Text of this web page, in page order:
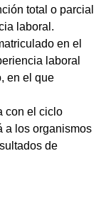
total o parcial
laboral.
en el
laboral
en el que
con el ciclo
a los organismos
de